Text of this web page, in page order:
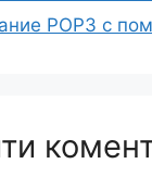
POP3 с